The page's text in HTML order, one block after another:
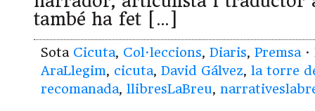
també ha fet […]
Sota Cicuta, Col·leccions, Diaris, Premsa
AraLlegim, cicuta, David Gálvez, la torre
recomanada, llibresLaBreu,